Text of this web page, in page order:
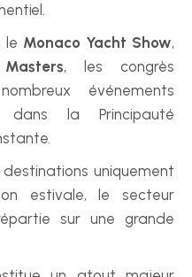
, le Monaco Yacht Show,
, les congrès
événements
dans la Principauté
uniquement
estivale, le secteur
sur une grande